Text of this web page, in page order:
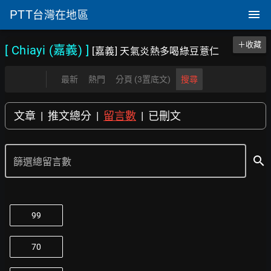
PTT台灣在地區
[ Chiayi (嘉義) ] [嘉義] 天氣炎熱多喝綠豆薏仁
＋收藏
最新 熱門 分頁 (3置底文) 搜尋
文章 | 推文總分 | 留言數 | 已刪文
篩選總留言數 search
99
70